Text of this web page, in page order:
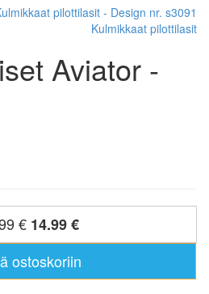
Kulmikkaat pilottilasit
Aviator -
€ 14.99 €
ostoskoriin